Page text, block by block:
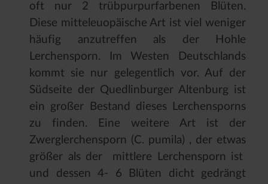
oft nur 2 trübpurpurfarbenen Blüten.
Diese mitteleuopäische Art ist viel weniger
häufig anzutreffen als der Hohle
Lerchensporn. Im Westen Deutschlands
kommt sie nur gelegentlich vor. Auf der
Südseite der Quedlinburger Altenburg ist
ein großer Bestand dieses Lerchensporns
zu finden. Eine weitere Art ist der
Zwerglerchensporn (C. pumila) , der etwas
größer als der mittlere Lerchensporn ist
und dessen 4- 6 Blüten dicht gedrängt